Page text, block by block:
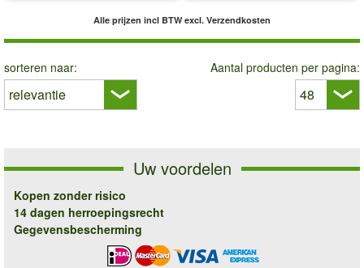
Alle prijzen incl BTW excl. Verzendkosten
sorteren naar: Aantal producten per pagina:
Uw voordelen
Kopen zonder risico
14 dagen herroepingsrecht
Gegevensbescherming